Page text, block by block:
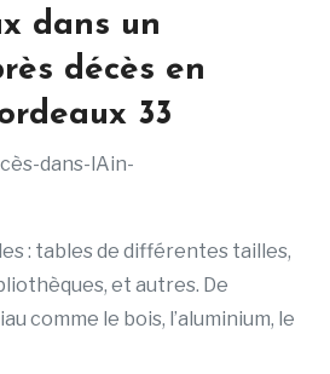
dans un
décès en
33
: tables de différentes tailles,
et autres. De
comme le bois, l’aluminium, le